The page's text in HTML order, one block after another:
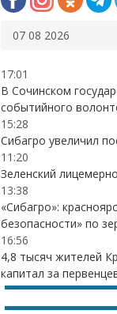
07 08 2026
17:01
В Сочинском
событийного
15:28
Сибагро увеличил
11:20
Зеленский
13:38
«Сибагро»:
безопасности» по
16:56
4,8 тысяч жителей
капитал за